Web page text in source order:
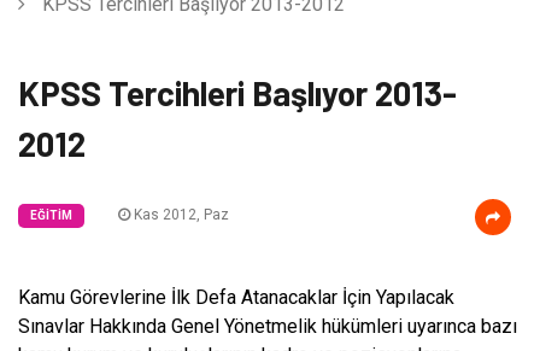
KPSS Tercihleri Başlıyor 2013-
2012
EĞITIM Kas 2012, Paz
Kamu Görevlerine İlk Defa Atanacaklar İçin Yapılacak
Sınavlar Hakkında Genel Yönetmelik hükümleri uyarınca bazı